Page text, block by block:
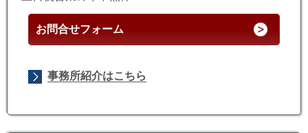
お問合せフォーム
事務所紹介はこちら